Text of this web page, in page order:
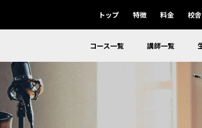
トップ 特徴 料金 校
コース一覧 講師一覧